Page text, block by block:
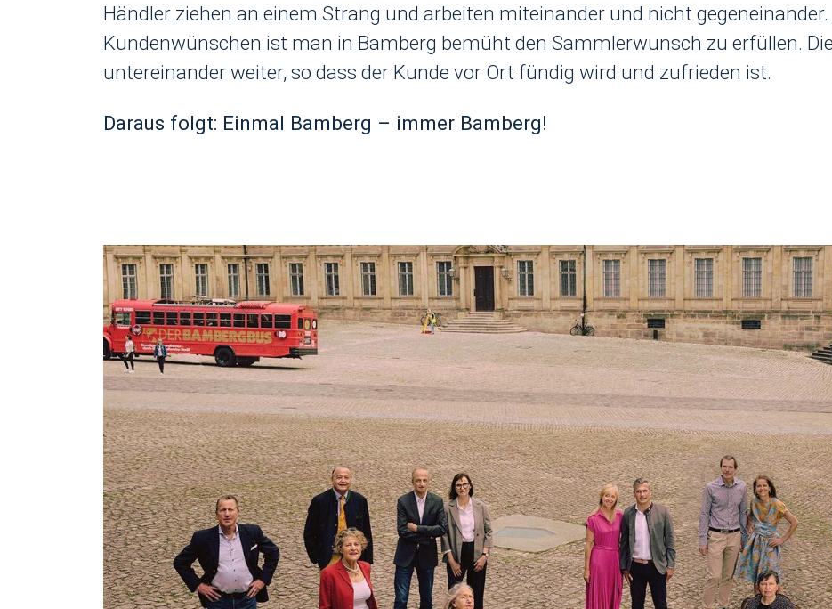
Händler ziehen an einem Strang und arbeiten miteinander und nicht gegeneinander.
Kundenwünschen ist man in Bamberg bemüht den Sammlerwunsch zu erfüllen.
untereinander weiter, so dass der Kunde vor Ort fündig wird und zufrieden ist.
Daraus folgt: Einmal Bamberg – immer Bamberg!